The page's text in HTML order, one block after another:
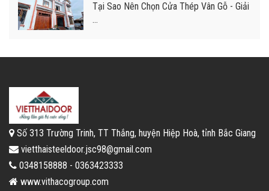
Tại Sao Nên Chọn Cửa Thép Vân Gỗ - Giải
...
Số 313 Trường Trinh, TT Thắng, huyện Hiệp Hoà, tỉnh Bắc Giang
vietthaisteeldoor.jsc98@gmail.com
0348158888 - 0363423333
www.vithacogroup.com